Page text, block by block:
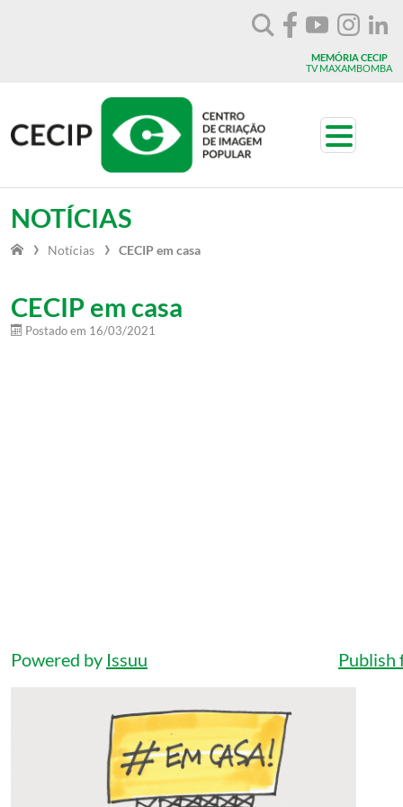
MEMÓRIA CECIP
TV MAXAMBOMBA
Toggle
NOTÍCIAS
Notícias CECIP em casa
CECIP em casa
Postado em 16/03/2021
Powered by Issuu Publish